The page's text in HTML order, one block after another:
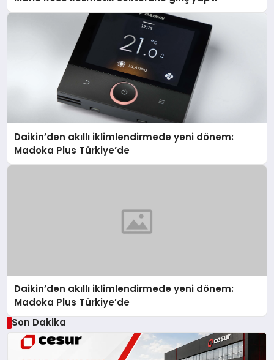
Daikin’den akıllı iklimlendirmede yeni dönem:
Madoka Plus Türkiye’de
Daikin’den akıllı iklimlendirmede yeni dönem:
Madoka Plus Türkiye’de
Son Dakika